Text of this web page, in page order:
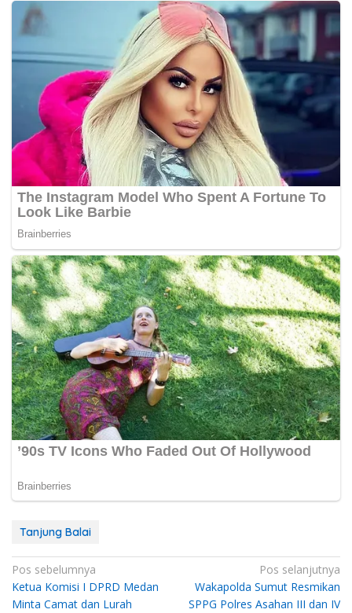
Tanjung Balai
Navigasi
pos
Pos sebelumnya
Ketua Komisi I DPRD Medan
Minta Camat dan Lurah
Pos selanjutnya
Wakapolda Sumut Resmikan
SPPG Polres Asahan III dan IV